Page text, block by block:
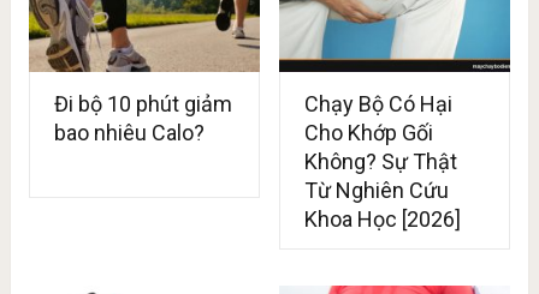
Đi bộ 10 phút giảm
bao nhiêu Calo?
Chạy Bộ Có Hại
Cho Khớp Gối
Không? Sự Thật
Từ Nghiên Cứu
Khoa Học [2026]